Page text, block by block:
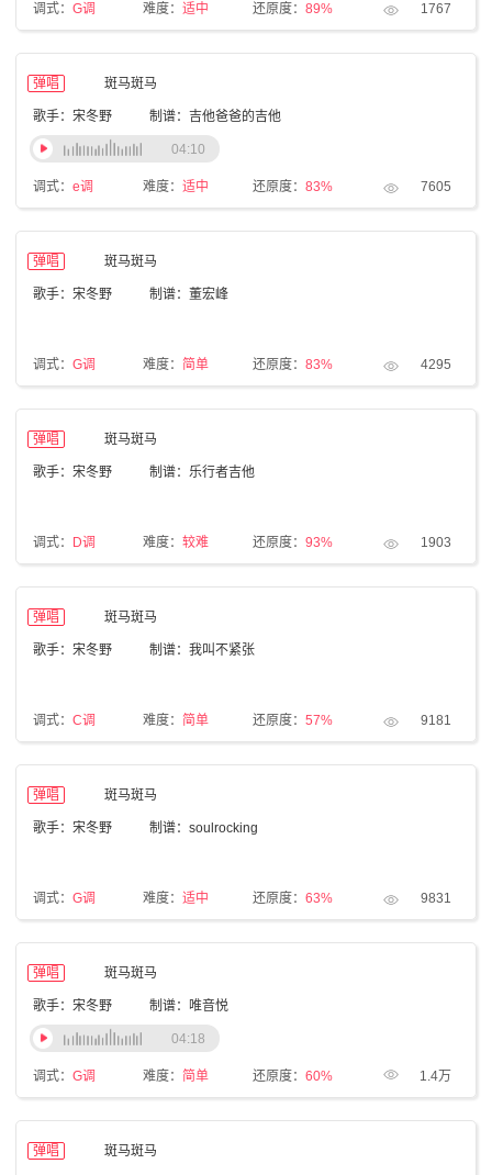
调式： G调 难度： 适中 还原度： 89% 1767
弹唱 斑马斑马
歌手：宋冬野 制谱：吉他爸爸的吉他
调式： e调 难度： 适中 还原度： 83% 7605
04:10
弹唱 斑马斑马
歌手：宋冬野 制谱：董宏峰
调式： G调 难度： 简单 还原度： 83% 4295
弹唱 斑马斑马
歌手：宋冬野 制谱：乐行者吉他
调式： D调 难度： 较难 还原度： 93% 1903
弹唱 斑马斑马
歌手：宋冬野 制谱：我叫不紧张
调式： C调 难度： 简单 还原度： 57% 9181
弹唱 斑马斑马
歌手：宋冬野 制谱：soulrocking
调式： G调 难度： 适中 还原度： 63% 9831
弹唱 斑马斑马
歌手：宋冬野 制谱：唯音悦
调式： G调 难度： 简单 还原度： 60% 1.4万
04:18
弹唱 斑马斑马